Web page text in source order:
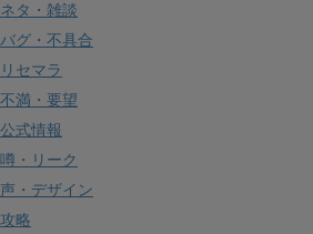
ネタ・雑談
バグ・不具合
リセマラ
不満・要望
公式情報
噂・リーク
声・デザイン
攻略